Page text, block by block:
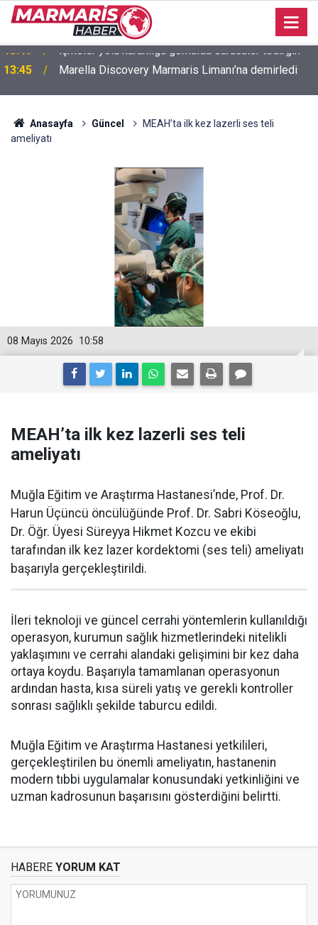
13:45 Marella Discovery Marmaris Limanı’na demirledi
Anasayfa Güncel
MEAH’ta ilk kez lazerli ses teli
ameliyatı
10:58
08 Mayıs 2026
MEAH’ta ilk kez lazerli ses teli
ameliyatı
Muğla Eğitim ve Araştırma Hastanesi’nde, Prof. Dr.
Harun Üçüncü öncülüğünde Prof. Dr. Sabri Köseoğlu,
Dr. Öğr. Üyesi Süreyya Hikmet Kozcu ve ekibi
tarafından ilk kez lazer kordektomi (ses teli) ameliyatı
başarıyla gerçekleştirildi.
İleri teknoloji ve güncel cerrahi yöntemlerin kullanıldığı
operasyon, kurumun sağlık hizmetlerindeki nitelikli
yaklaşımını ve cerrahi alandaki gelişimini bir kez daha
ortaya koydu. Başarıyla tamamlanan operasyonun
ardından hasta, kısa süreli yatış ve gerekli kontroller
sonrası sağlıklı şekilde taburcu edildi.
Muğla Eğitim ve Araştırma Hastanesi yetkilileri,
gerçekleştirilen bu önemli ameliyatın, hastanenin
modern tıbbi uygulamalar konusundaki yetkinliğini ve
uzman kadrosunun başarısını gösterdiğini belirtti.
HABERE YORUM KAT